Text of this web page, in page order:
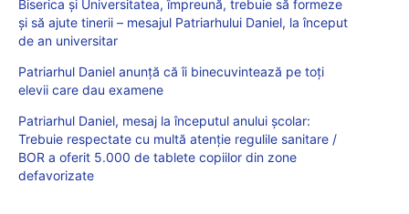
Biserica şi Universitatea, împreună, trebuie să formeze
şi să ajute tinerii – mesajul Patriarhului Daniel, la început
de an universitar
Patriarhul Daniel anunță că îi binecuvintează pe toți
elevii care dau examene
Patriarhul Daniel, mesaj la începutul anului şcolar:
Trebuie respectate cu multă atenție regulile sanitare /
BOR a oferit 5.000 de tablete copiilor din zone
defavorizate